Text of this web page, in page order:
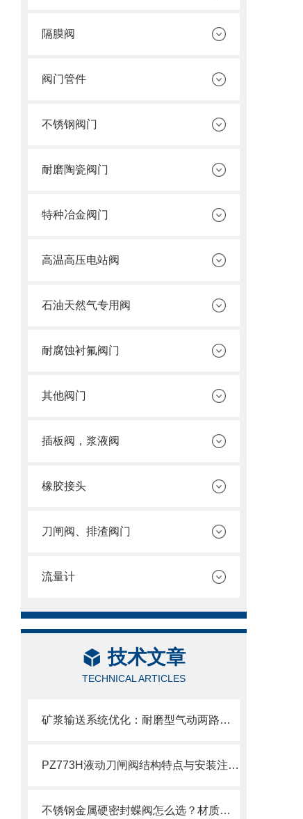
隔膜阀
阀门管件
不锈钢阀门
耐磨陶瓷阀门
特种冶金阀门
高温高压电站阀
石油天然气专用阀
耐腐蚀衬氟阀门
其他阀门
插板阀，浆液阀
橡胶接头
刀闸阀、排渣阀门
流量计
技术文章
TECHNICAL ARTICLES
矿浆输送系统优化：耐磨型气动两路分料阀的应用实践
PZ773H液动刀闸阀结构特点与安装注意事项
不锈钢金属硬密封蝶阀怎么选？材质、压力、温度一文搞定选购指南